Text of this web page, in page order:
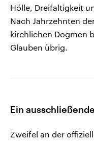
Hölle, Dreifaltigkeit
Nach Jahrzehnten
kirchlichen Dogmen
Glauben übrig.
Ein
Zweifel an der